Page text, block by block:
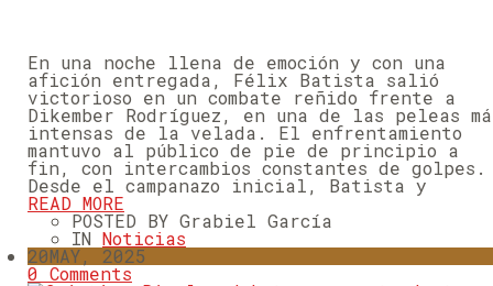
En una noche llena de emoción y con una
afición entregada, Félix Batista salió
victorioso en un combate reñido frente a
Dikember Rodríguez, en una de las peleas
intensas de la velada. El enfrentamiento
mantuvo al público de pie de principio a
fin, con intercambios constantes de golpes.
Desde el campanazo inicial, Batista y
READ MORE
POSTED BY Grabiel García
IN Noticias
20MAY, 2025
0 Comments